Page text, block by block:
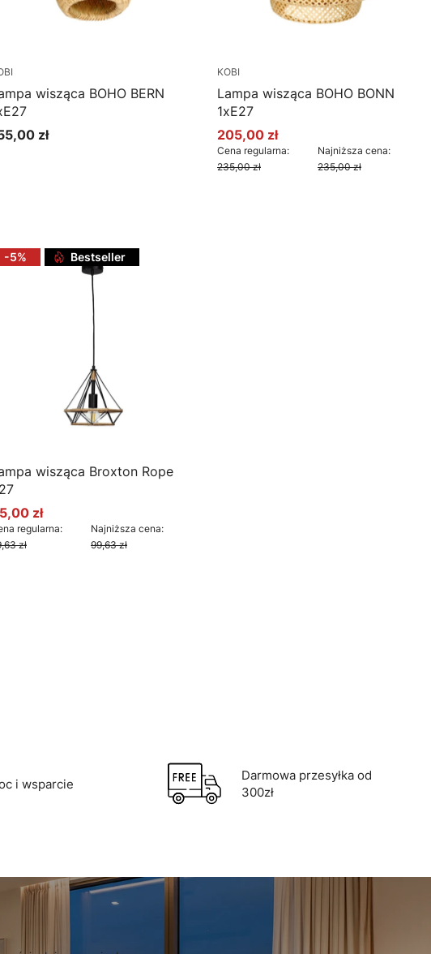
wisząca BOHO BERN
zł
KOBI
Lampa wisząca BOHO BONN
1xE27
Cena promocyjna
205,00 zł
Cena regularna:
235,00 zł
Najniższa cena:
235,00 zł
-5% Bestseller
wisząca Broxton Rope
promocyjna
zł
regularna:
zł
Najniższa cena:
99,63 zł
i wsparcie
Darmowa przesyłka od
300zł